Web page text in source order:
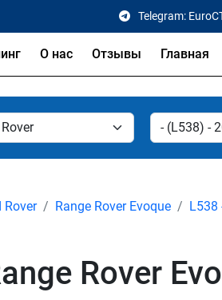
Telegram:
О нас Отзывы Главная
Rover Range Rover Evoque L538
Rover